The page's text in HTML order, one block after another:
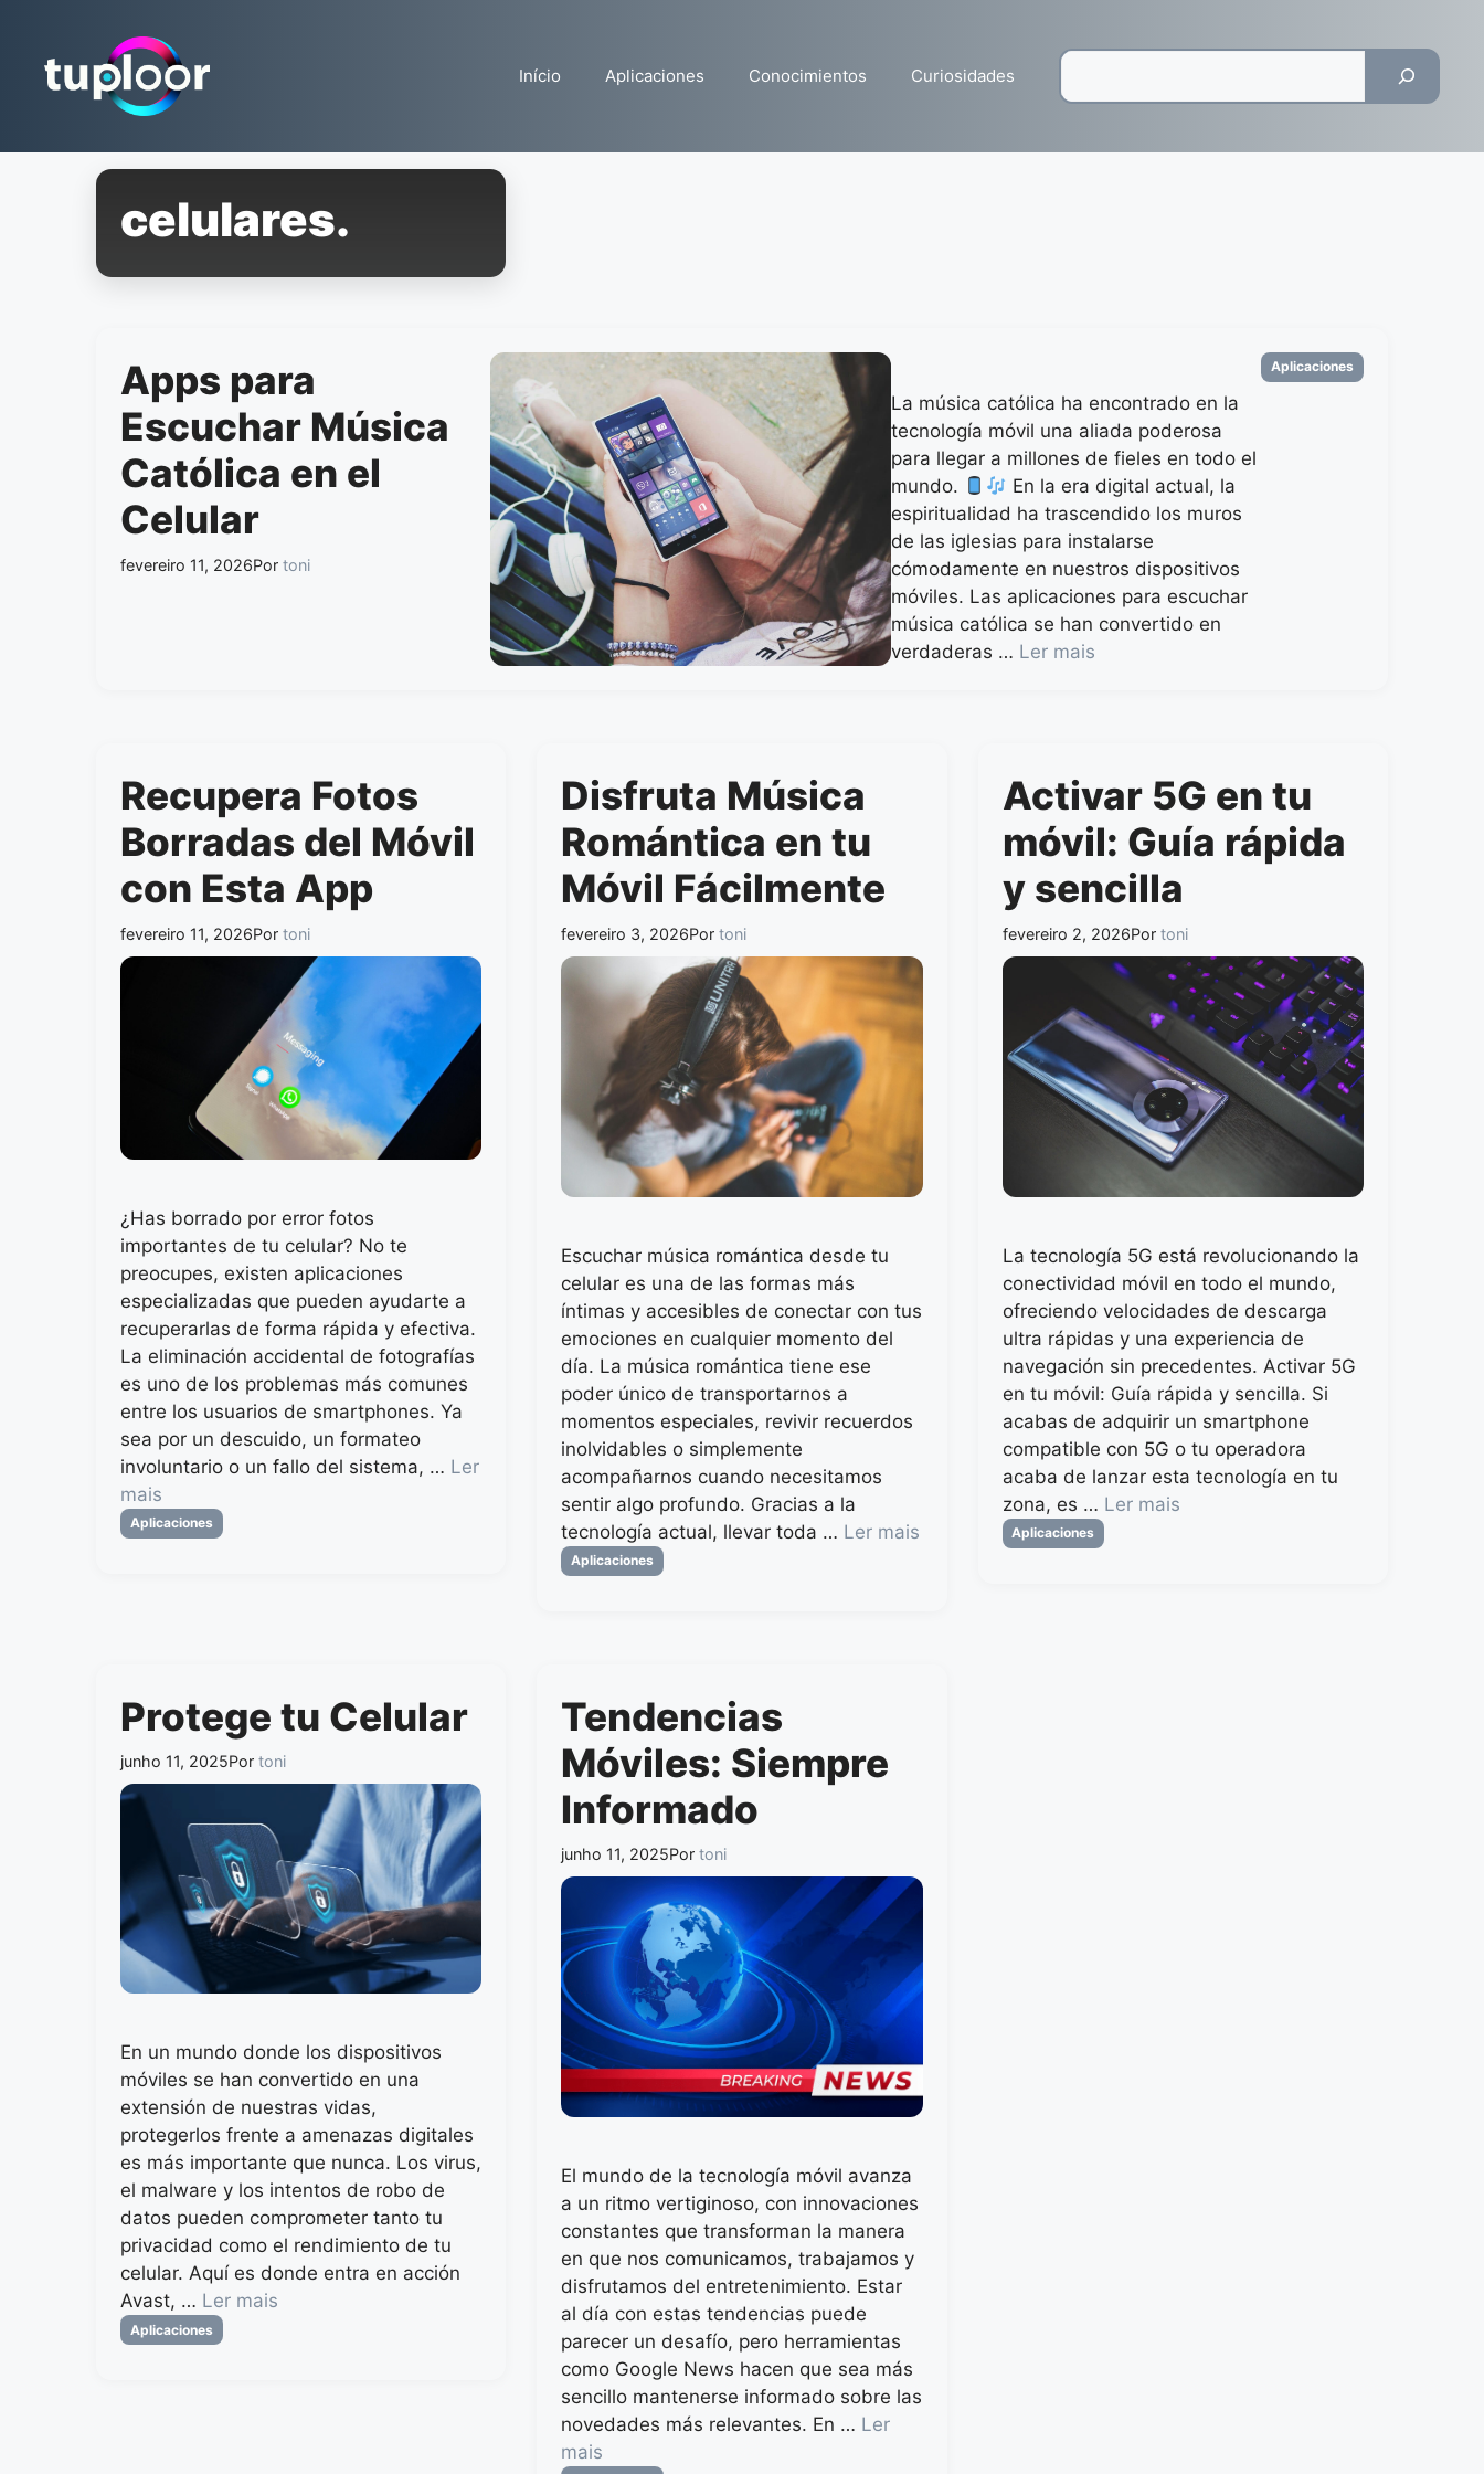
conteúdo
Início Aplicaciones Conocimientos Curiosidades
celulares.
Apps para
Escuchar Música
Católica en el
Celular
fevereiro 11, 2026Por toni
La música católica ha encontrado en la
tecnología móvil una aliada poderosa
para llegar a millones de fieles en todo el
mundo.
En la era digital actual, la
espiritualidad ha trascendido los muros
de las iglesias para instalarse
cómodamente en nuestros dispositivos
móviles. Las aplicaciones para escuchar
música católica se han convertido en
verdaderas … Ler mais
Categorias
Aplicaciones
Recupera Fotos
Borradas del Móvil
con Esta App
fevereiro 11, 2026Por toni
¿Has borrado por error fotos
importantes de tu celular? No te
preocupes, existen aplicaciones
especializadas que pueden ayudarte a
recuperarlas de forma rápida y efectiva.
La eliminación accidental de fotografías
es uno de los problemas más comunes
entre los usuarios de smartphones. Ya
sea por un descuido, un formateo
involuntario o un fallo del sistema, … Ler
mais
Categorias
Aplicaciones
Disfruta Música
Romántica en tu
Móvil Fácilmente
fevereiro 3, 2026Portoni
Escuchar música romántica desde tu
celular es una de las formas más
íntimas y accesibles de conectar con tus
emociones en cualquier momento del
día. La música romántica tiene ese
poder único de transportarnos a
momentos especiales, revivir recuerdos
inolvidables o simplemente
acompañarnos cuando necesitamos
sentir algo profundo. Gracias a la
tecnología actual, llevar toda … Ler mais
Categorias
Aplicaciones
Activar 5G en tu
móvil: Guía rápida
y sencilla
fevereiro 2, 2026Por toni
La tecnología 5G está revolucionando la
conectividad móvil en todo el mundo,
ofreciendo velocidades de descarga
ultra rápidas y una experiencia de
navegación sin precedentes. Activar 5G
en tu móvil: Guía rápida y sencilla. Si
acabas de adquirir un smartphone
compatible con 5G o tu operadora
acaba de lanzar esta tecnología en tu
zona, es … Ler mais
Categorias
Aplicaciones
Protege tu Celular
junho 11, 2025Por toni
En un mundo donde los dispositivos
móviles se han convertido en una
extensión de nuestras vidas,
protegerlos frente a amenazas digitales
es más importante que nunca. Los virus,
el malware y los intentos de robo de
datos pueden comprometer tanto tu
privacidad como el rendimiento de tu
celular. Aquí es donde entra en acción
Avast, … Ler mais
Categorias
Aplicaciones
Tendencias
Móviles: Siempre
Informado
junho 11, 2025Portoni
El mundo de la tecnología móvil avanza
a un ritmo vertiginoso, con innovaciones
constantes que transforman la manera
en que nos comunicamos, trabajamos y
disfrutamos del entretenimiento. Estar
al día con estas tendencias puede
parecer un desafío, pero herramientas
como Google News hacen que sea más
sencillo mantenerse informado sobre las
novedades más relevantes. En … Ler
mais